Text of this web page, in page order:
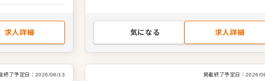
を共に創り上げま
磨きませんか？
求人詳細
定した環境で、質の高い調理スキルを磨きません
か？気になる 求人詳細
終了予定日： 2026/08/13 掲載終了予定日： 2026/